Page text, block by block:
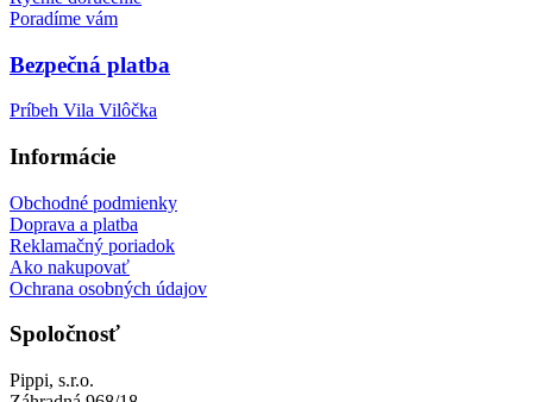
Poradíme vám
Bezpečná platba
Príbeh Vila Vilôčka
Informácie
Obchodné podmienky
Doprava a platba
Reklamačný poriadok
Ako nakupovať
Ochrana osobných údajov
Spoločnosť
Pippi, s.r.o.